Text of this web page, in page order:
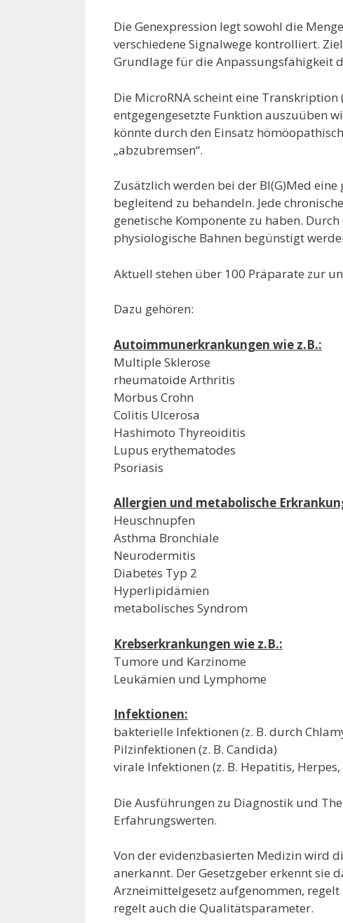
Die Genexpression legt sowohl die
verschiedene Signalwege kontrolliert.
Grundlage für die Anpassungsfähigkeit
Die MicroRNA scheint eine
entgegengesetzte Funktion auszuüben
könnte durch den Einsatz
„abzubremsen“.
Zusätzlich werden bei der BI(G)Med
begleitend zu behandeln. Jede
genetische Komponente zu haben.
physiologische Bahnen begünstigt
Aktuell stehen über 100 Präparate zur
Dazu gehören:
Autoimmunerkrankungen wie z.B.:
Multiple Sklerose
rheumatoide Arthritis
Morbus Crohn
Colitis Ulcerosa
Hashimoto Thyreoiditis
Lupus erythematodes
Psoriasis
Allergien und metabolische
Heuschnupfen
Asthma Bronchiale
Neurodermitis
Diabetes Typ 2
Hyperlipidämien
metabolisches Syndrom
Krebserkrankungen wie z.B.:
Tumore und Karzinome
Leukämien und Lymphome
Infektionen:
bakterielle Infektionen (z. B. durch
Pilzinfektionen (z. B. Candida)
virale Infektionen (z. B. Hepatitis, Herpes,
Die Ausführungen zu Diagnostik und
Erfahrungswerten.
Von der evidenzbasierten Medizin wird
anerkannt. Der Gesetzgeber erkennt sie
Arzneimittelgesetz aufgenommen,
regelt auch die Qualitätsparameter.